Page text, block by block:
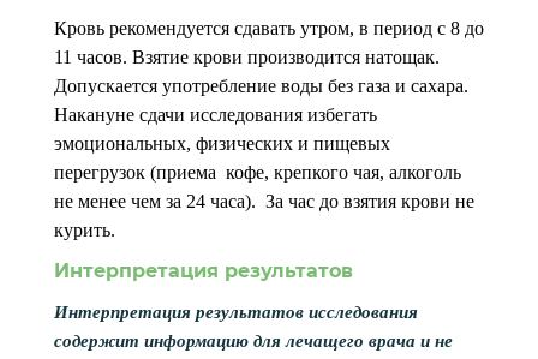
Кровь рекомендуется сдавать утром, в период с 8 до
11 часов. Взятие крови производится натощак.
Допускается употребление воды без газа и сахара.
Накануне сдачи исследования избегать
эмоциональных, физических и пищевых
перегрузок (приема кофе, крепкого чая, алкоголь
не менее чем за 24 часа). За час до взятия крови не
курить.
Интерпретация результатов
Интерпретация результатов исследования
содержит информацию для лечащего врача и не